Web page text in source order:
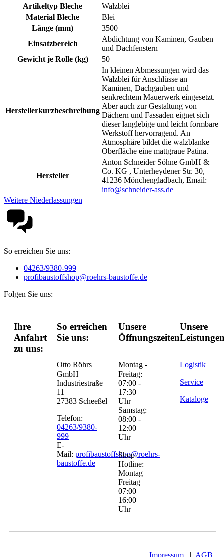
Artikeltyp Bleche
Walzblei
Material Bleche
Blei
Länge (mm)
3500
Einsatzbereich
Abdichtung von Kaminen, Gauben
und Dachfenstern
Gewicht je Rolle (kg)
50
Herstellerkurzbeschreibung
In kleinen Abmessungen wird das
Walzblei für Anschlüsse an
Kaminen, Dachgauben und
senkrechtem Mauerwerk eingesetzt.
Aber auch zur Gestaltung von
Dächern und Fassaden eignet sich
dieser langlebige und leicht formbare
Werkstoff hervorragend. An
Atmosphäre bildet die walzblanke
Oberfläche eine mattgraue Patina.
Hersteller
Anton Schneider Söhne GmbH &
Co. KG , Unterheydener Str. 30,
41236 Mönchengladbach, Email:
info@schneider-ass.de
Weitere Niederlassungen
So erreichen Sie uns:
04263/9380-999
profibaustoffshop@roehrs-baustoffe.de
Folgen Sie uns:
Ihre
Anfahrt
zu uns:
So erreichen
Sie uns:
Otto Röhrs
GmbH
Industriestraße
11
27383 Scheeßel
Telefon:
04263/9380-
999
E-
Mail: profibaustoffshop@roehrs-
baustoffe.de
Unsere
Öffnungszeiten:
Montag -
Freitag:
07:00 -
17:30
Uhr
Samstag:
08:00 -
12:00
Uhr
Shop-
Hotline:
Montag –
Freitag
07:00 –
16:00
Uhr
Unsere
Logistik
Service
Kataloge